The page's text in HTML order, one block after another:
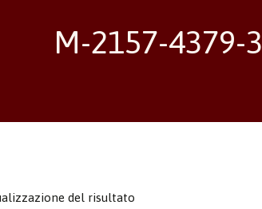
M-2157-4379-3
del risultato